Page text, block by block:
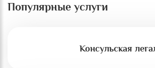
Популярные услуги
Консульская